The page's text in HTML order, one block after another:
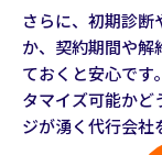
さらに、初期診断
か、契約期間や解
ておくと安心です
タマイズ可能かど
ジが湧く代行会社